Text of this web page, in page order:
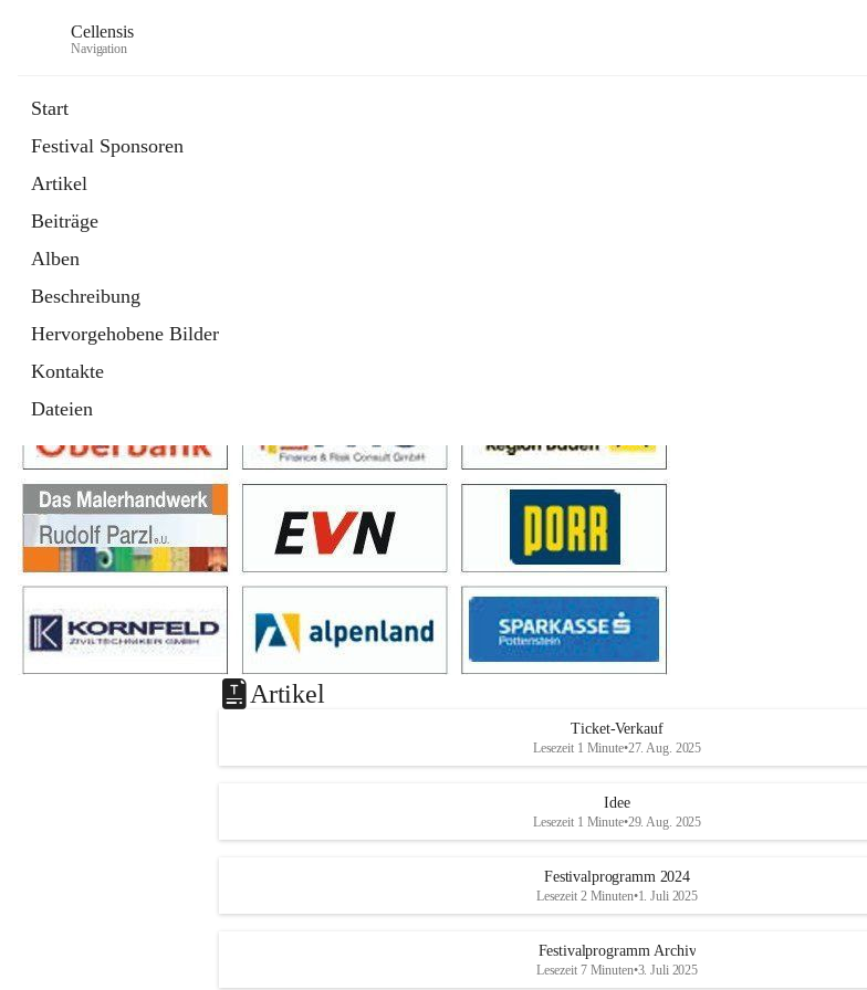
Cellensis
Navigation
Start
Festival Sponsoren
Artikel
Beiträge
Alben
Beschreibung
Hervorgehobene Bilder
Kontakte
Dateien
Festival Sponsoren
Artikel
Ticket-Verkauf
Lesezeit 1 Minute•27. Aug. 2025
Idee
Lesezeit 1 Minute•29. Aug. 2025
Festivalprogramm 2024
Lesezeit 2 Minuten•1. Juli 2025
Festivalprogramm Archiv
Lesezeit 7 Minuten•3. Juli 2025